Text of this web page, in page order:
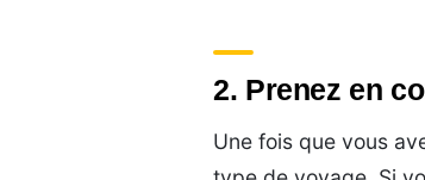
2. Prenez en
Une fois que vous